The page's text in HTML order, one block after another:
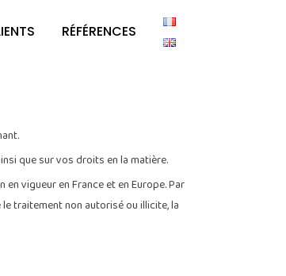
RÉFÉRENCES
que sur vos droits en la matière.
vigueur en France et en Europe. Par
traitement non autorisé ou illicite, la